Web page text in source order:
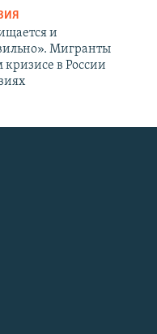
и
Мигранты
в России